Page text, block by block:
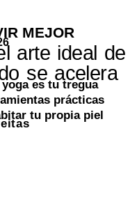
MEJOR
arte ideal de
se acelera
es tu tregua
prácticas
tu propia piel